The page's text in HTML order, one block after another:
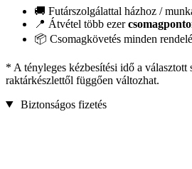
🚚 Futárszolgálattal házhoz /
📍 Átvétel több ezer
📦 Csomagkövetés minden
* A tényleges kézbesítési idő a választott
raktárkészlettől függően változhat.
Biztonságos fizetés